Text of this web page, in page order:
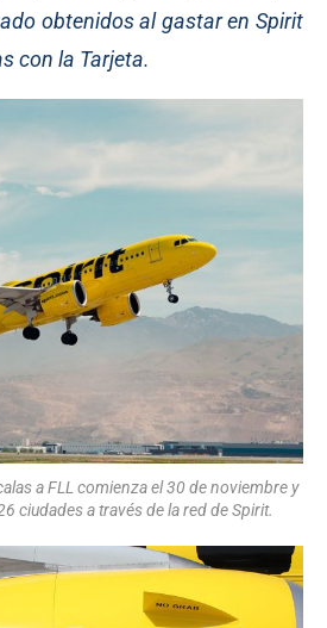
obtenidos al gastar en Spirit
con la Tarjeta.
a FLL comienza el 30 de noviembre y
ciudades a través de la red de Spirit.